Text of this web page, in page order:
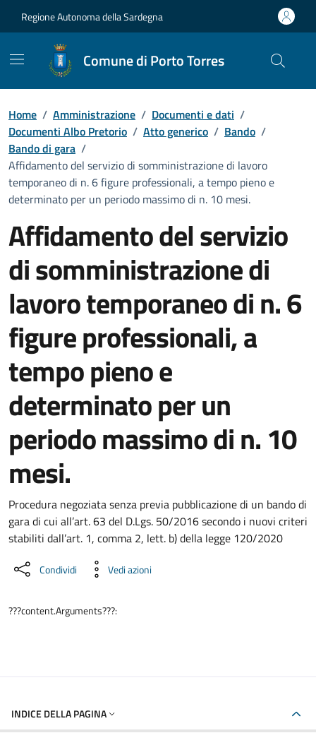
Regione Autonoma della Sardegna
Comune di Porto Torres
Home / Amministrazione / Documenti e dati /
Documenti Albo Pretorio / Atto generico / Bando /
Bando di gara /
Affidamento del servizio di somministrazione di lavoro
temporaneo di n. 6 figure professionali, a tempo pieno e
determinato per un periodo massimo di n. 10 mesi.
Affidamento del servizio
di somministrazione di
lavoro temporaneo di n. 6
figure professionali, a
tempo pieno e
determinato per un
periodo massimo di n. 10
mesi.
Dettaglio del documento
Procedura negoziata senza previa pubblicazione di un bando di
gara di cui all’art. 63 del D.Lgs. 50/2016 secondo i nuovi criteri
stabiliti dall’art. 1, comma 2, lett. b) della legge 120/2020
Condividi Vedi azioni
???content.Arguments???:
INDICE DELLA PAGINA